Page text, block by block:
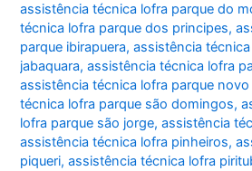
assistência técnica lofra parque do
técnica lofra parque dos principes,
parque ibirapuera,assistência
jabaquara,assistência técnica lofra
assistência técnica lofra parque
técnica lofra parque são domingos,
lofra parque são jorge,assistência
assistência técnica lofra pinheiros,
piqueri,assistência técnica lofra